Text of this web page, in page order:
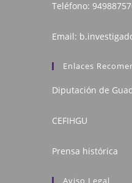
Teléfono:
Email:
Enlaces
Diputación de
CEFIHGU
Prensa histórica
Aviso Legal